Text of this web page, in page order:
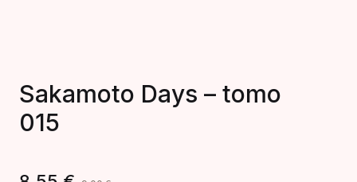
Sakamoto Days – tomo
015